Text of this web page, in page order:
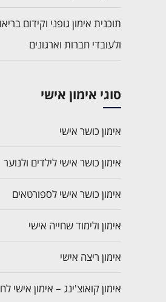
תוכנית אימון גופני וקידום
ולעובדי חברות וארגונים
סוגי אימון אישי
אימון כושר אישי
אימון כושר אישי לילדים ולנוער
אימון כושר אישי לספורטאים
אימון ולימוד שחייה אישי
אימון ריצה אישי
אימון קואוצ'ינג – אימון אישי